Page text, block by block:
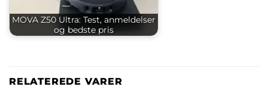
MOVA Z50 Ultra: Test, anmeldelser
og bedste pris
RELATEREDE VARER